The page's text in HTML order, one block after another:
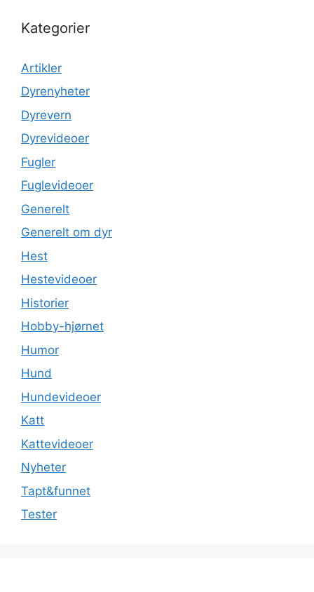
Kategorier
Artikler
Dyrenyheter
Dyrevern
Dyrevideoer
Fugler
Fuglevideoer
Generelt
Generelt om dyr
Hest
Hestevideoer
Historier
Hobby-hjørnet
Humor
Hund
Hundevideoer
Katt
Kattevideoer
Nyheter
Tapt&funnet
Tester